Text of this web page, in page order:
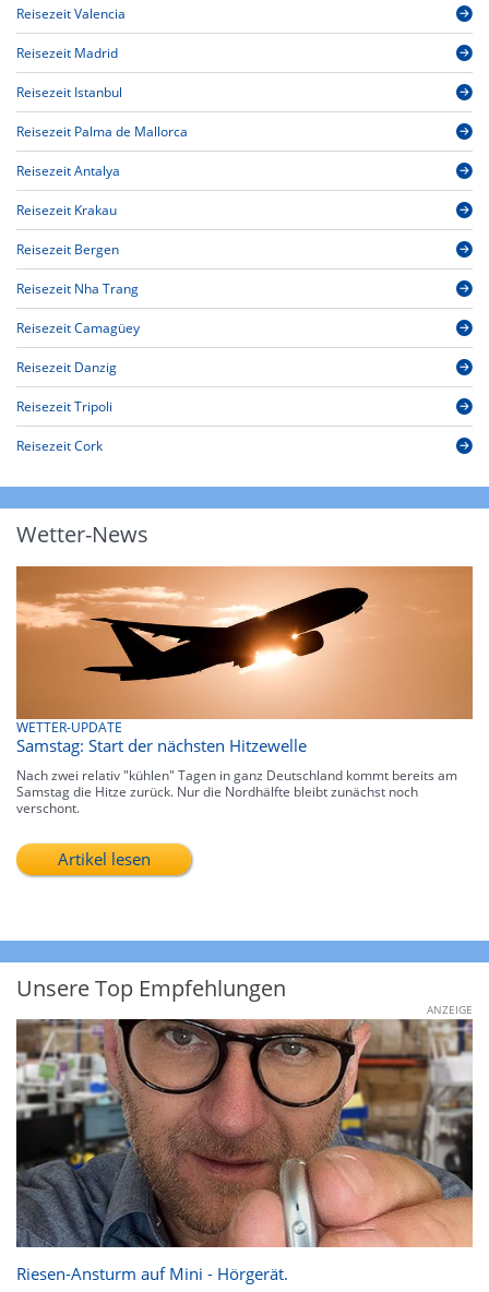
Reisezeit Valencia
Reisezeit Madrid
Reisezeit Istanbul
Reisezeit Palma de Mallorca
Reisezeit Antalya
Reisezeit Krakau
Reisezeit Bergen
Reisezeit Nha Trang
Reisezeit Camagüey
Reisezeit Danzig
Reisezeit Tripoli
Reisezeit Cork
Wetter-News
WETTER-UPDATE
Samstag: Start der nächsten Hitzewelle
Nach zwei relativ "kühlen" Tagen in ganz Deutschland kommt bereits am
Samstag die Hitze zurück. Nur die Nordhälfte bleibt zunächst noch
verschont.
Artikel lesen
Unsere Top Empfehlungen
ANZEIGE
Riesen-Ansturm auf Mini - Hörgerät.